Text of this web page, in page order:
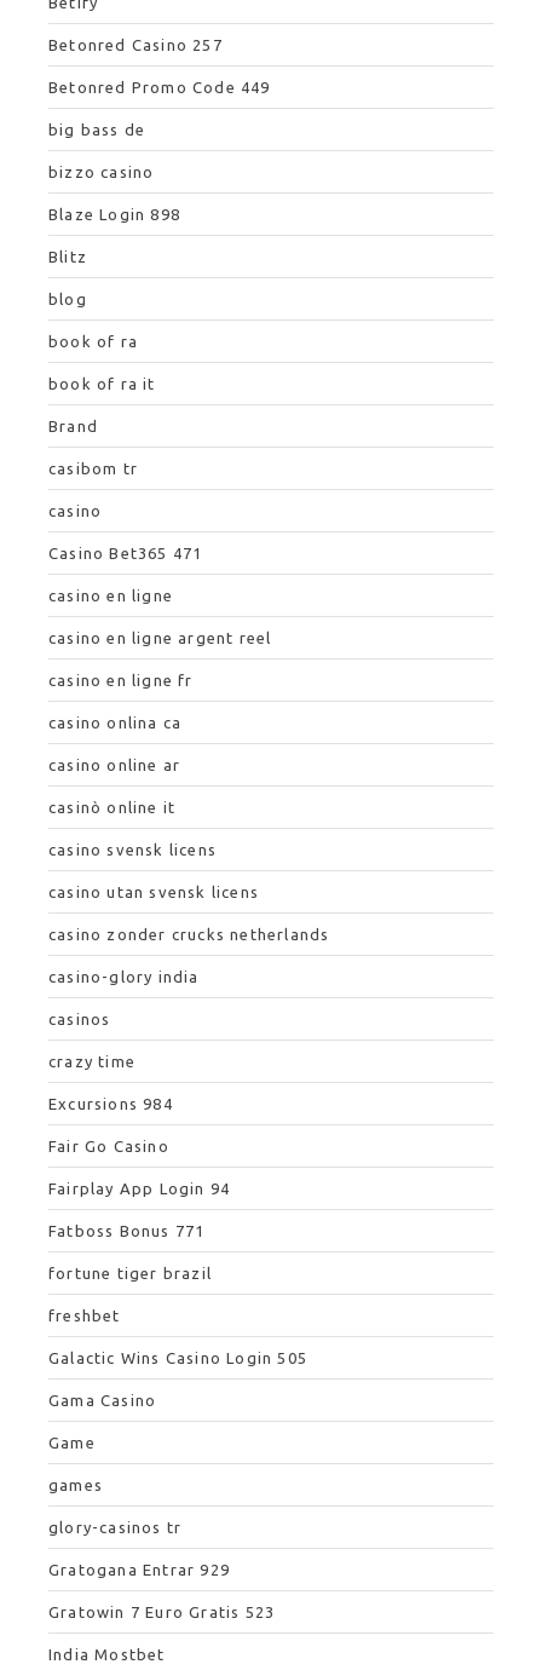
Betonred Casino 257
Betonred Promo Code 449
big bass de
bizzo casino
Blaze Login 898
Blitz
blog
book of ra
book of ra it
Brand
casibom tr
casino
Casino Bet365 471
casino en ligne
casino en ligne argent reel
casino en ligne fr
casino onlina ca
casino online ar
casinò online it
casino svensk licens
casino utan svensk licens
casino zonder crucks netherlands
casino-glory india
casinos
crazy time
Excursions 984
Fair Go Casino
Fairplay App Login 94
Fatboss Bonus 771
fortune tiger brazil
freshbet
Galactic Wins Casino Login 505
Gama Casino
Game
games
glory-casinos tr
Gratogana Entrar 929
Gratowin 7 Euro Gratis 523
India Mostbet